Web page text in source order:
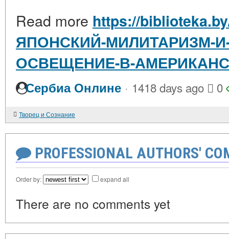
Read more https://
ЯПОНСКИЙ-МИЛИТАРИЗМ-
ОСВЕЩЕНИЕ-В-
Сербиа Онлине · 1418 days ago 0
Творец и Сознание
PROFESSIONAL AUTHORS'
Order by: expand all
There are no comments yet